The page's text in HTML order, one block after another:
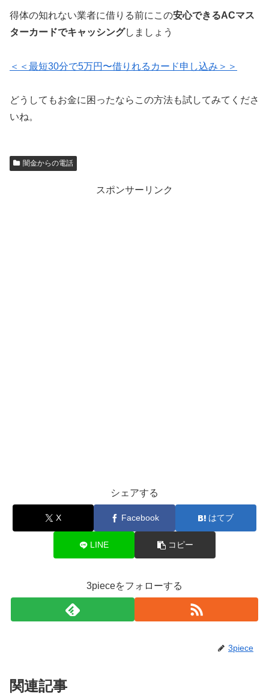
得体の知れない業者に借りる前にこの安心できるACマス
ターカードでキャッシングしましょう
＜＜最短30分で5万円〜借りれるカード申し込み＞＞
どうしてもお金に困ったならこの方法も試してみてくださ
いね。
闇金からの電話
スポンサーリンク
シェアする
X Facebook はてブ
LINE コピー
3pieceをフォローする
3piece
関連記事